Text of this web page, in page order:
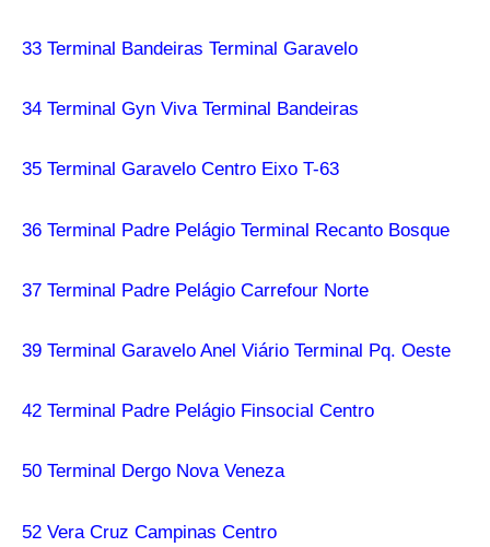
33 Terminal Bandeiras Terminal Garavelo
34 Terminal Gyn Viva Terminal Bandeiras
35 Terminal Garavelo Centro Eixo T-63
36 Terminal Padre Pelágio Terminal Recanto Bosque
37 Terminal Padre Pelágio Carrefour Norte
39 Terminal Garavelo Anel Viário Terminal Pq. Oeste
42 Terminal Padre Pelágio Finsocial Centro
50 Terminal Dergo Nova Veneza
52 Vera Cruz Campinas Centro